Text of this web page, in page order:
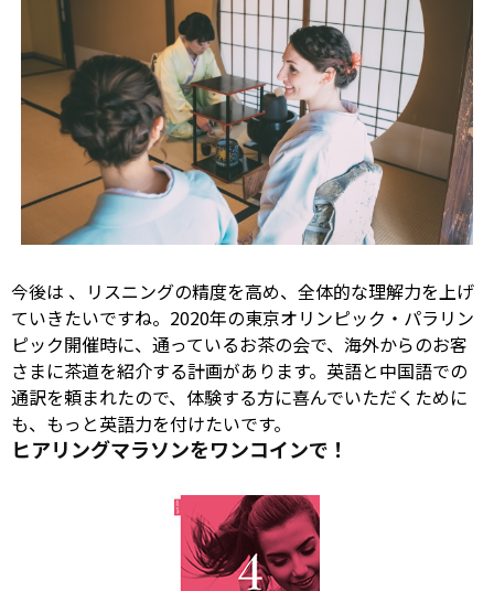
今後は 、リスニングの精度を高め、全体的な理解力を上げ
ていきたいですね。2020年の東京オリンピック・パラリン
ピック開催時に、通っているお茶の会で、海外からのお客
さまに茶道を紹介する計画があります。英語と中国語での
通訳を頼まれたので、体験する方に喜んでいただくために
も、もっと英語力を付けたいです。
ヒアリングマラソンをワンコインで！